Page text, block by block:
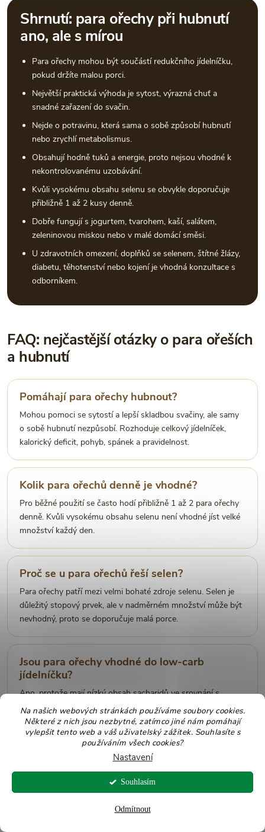
Na našich webových stránkách používáme soubory cookies.
Některé z nich jsou nezbytné, zatímco jiné nám pomáhají
vylepšit tento web a váš uživatelský zážitek. Souhlasíte s
používáním všech cookies?
Nastavení
Odmítnout
Souhlasím
Shrnutí: para ořechy při hubnutí
ano, ale s mírou
Para ořechy mohou být součástí redukčního jídelníčku,
pokud držíte malou porci.
Největší praktická výhoda je sytost, výrazná chuť a
snadné zařazení do svačin.
Nejde o potravinu, která sama o sobě způsobí hubnutí
nebo zrychlí metabolismus.
Obsahují hodně tuků a energie, proto nejsou vhodné k
nekontrolovanému uzobávání.
Kvůli vysokému obsahu selenu se obvykle doporučuje
přibližně 1 až 2 kusy denně.
Dobře fungují s jogurtem, tvarohem, kaší, salátem,
zeleninovou miskou nebo v malé domácí směsi.
U zdravotních omezení, doplňků se selenem, štítné žlázy,
diabetu, těhotenství nebo kojení je vhodná konzultace s
odborníkem.
FAQ: nejčastější otázky o para ořeších
a hubnutí
Pomáhají para ořechy hubnout?
Mohou pomoci se sytostí a lepší skladbou svačiny, ale samy
o sobě hubnutí nezpůsobí. Rozhoduje celkový jídelníček,
kalorický deficit, pohyb, spánek a pravidelnost.
Kolik para ořechů denně je vhodné?
Pro běžné použití se často hodí přibližně 1 až 2 para ořechy
denně. Kvůli vysokému obsahu selenu není vhodné jíst velké
množství každý den.
Proč se u para ořechů řeší selen?
Para ořechy patří mezi velmi bohaté zdroje selenu. Selen je
důležitý stopový prvek, ale v nadměrném množství může být
nevhodný, proto se doporučuje malá porce.
Jsou para ořechy vhodné do low-carb
jídelníčku?
Ano, protože mají nízký obsah sacharidů ve srovnání s
mnoha sladkými svačinami. I v low-carb jídelníčku je ale
nutné hlídat energii a množství selenu.
Je lepší celé para ořechy, nebo zlomky?
Celé para ořechy se dobře dávkují jako 1 až 2 kusy. Zlomky
jsou praktické do kaší, salátů, granoly, pečení a raw dezertů.